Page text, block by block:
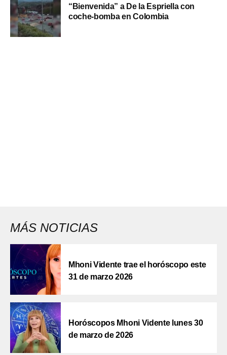
“Bienvenida” a De la Espriella con
coche-bomba en Colombia
MÁS NOTICIAS
Mhoni Vidente trae el horóscopo este
31 de marzo 2026
Horóscopos Mhoni Vidente lunes 30
de marzo de 2026